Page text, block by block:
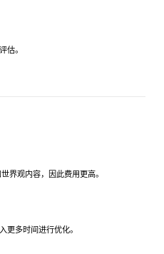
估。
观内容，因此费用更高。
多时间进行优化。